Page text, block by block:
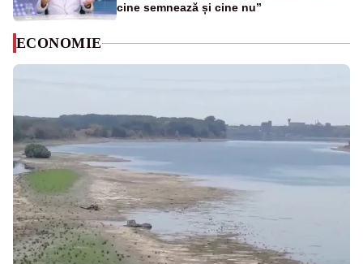
cine semnează și cine nu”
ECONOMIE